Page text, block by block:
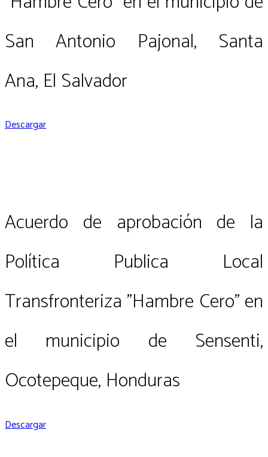
San Antonio Pajonal, Santa
Ana, El Salvador
Descargar
Acuerdo de aprobación de la
Política Publica Local
Transfronteriza "Hambre Cero" en
el municipio de Sensenti,
Ocotepeque, Honduras
Descargar